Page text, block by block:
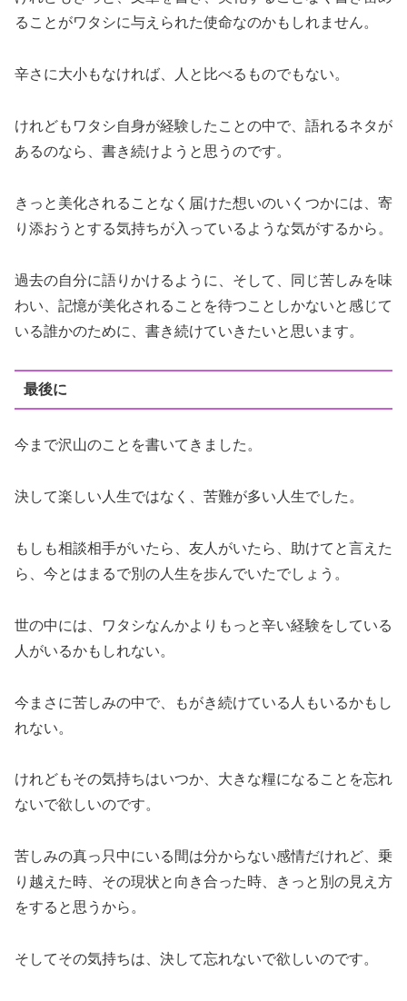
ることがワタシに与えられた使命なのかもしれません。
辛さに大小もなければ、人と比べるものでもない。
けれどもワタシ自身が経験したことの中で、語れるネタが
あるのなら、書き続けようと思うのです。
きっと美化されることなく届けた想いのいくつかには、寄
り添おうとする気持ちが入っているような気がするから。
過去の自分に語りかけるように、そして、同じ苦しみを味
わい、記憶が美化されることを待つことしかないと感じて
いる誰かのために、書き続けていきたいと思います。
最後に
今まで沢山のことを書いてきました。
決して楽しい人生ではなく、苦難が多い人生でした。
もしも相談相手がいたら、友人がいたら、助けてと言えた
ら、今とはまるで別の人生を歩んでいたでしょう。
世の中には、ワタシなんかよりもっと辛い経験をしている
人がいるかもしれない。
今まさに苦しみの中で、もがき続けている人もいるかもし
れない。
けれどもその気持ちはいつか、大きな糧になることを忘れ
ないで欲しいのです。
苦しみの真っ只中にいる間は分からない感情だけれど、乗
り越えた時、その現状と向き合った時、きっと別の見え方
をすると思うから。
そしてその気持ちは、決して忘れないで欲しいのです。